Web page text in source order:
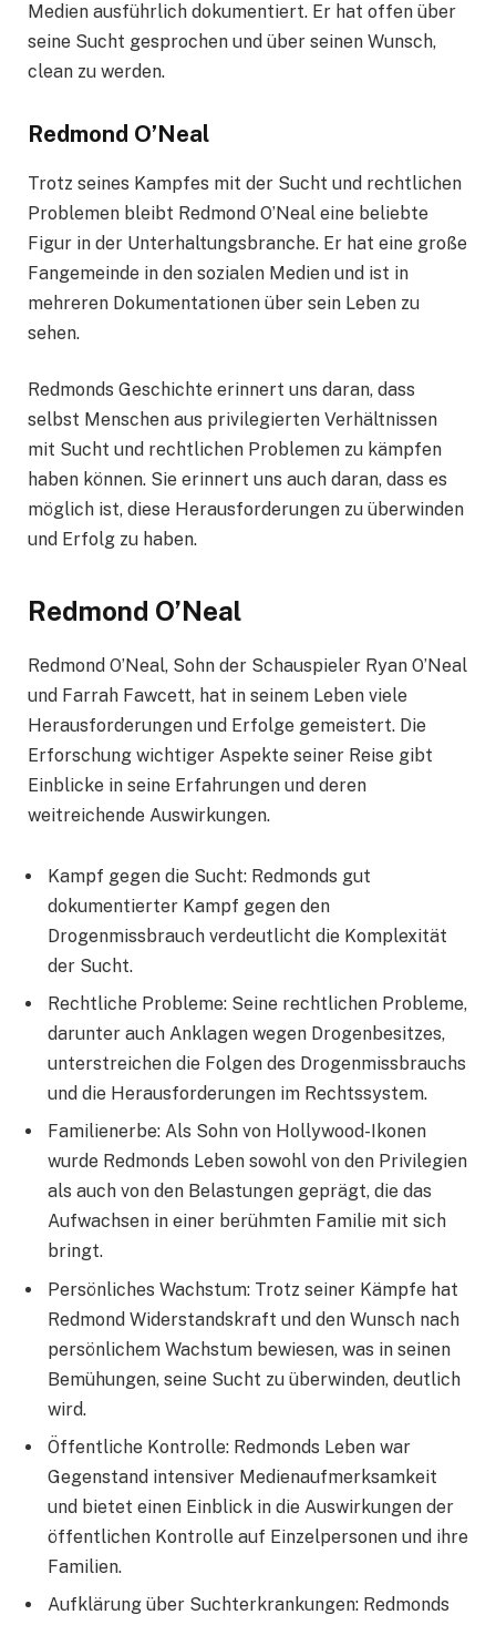
Medien ausführlich dokumentiert. Er hat offen über
seine Sucht gesprochen und über seinen Wunsch,
clean zu werden.
Redmond O’Neal
Trotz seines Kampfes mit der Sucht und rechtlichen
Problemen bleibt Redmond O’Neal eine beliebte
Figur in der Unterhaltungsbranche. Er hat eine große
Fangemeinde in den sozialen Medien und ist in
mehreren Dokumentationen über sein Leben zu
sehen.
Redmonds Geschichte erinnert uns daran, dass
selbst Menschen aus privilegierten Verhältnissen
mit Sucht und rechtlichen Problemen zu kämpfen
haben können. Sie erinnert uns auch daran, dass es
möglich ist, diese Herausforderungen zu überwinden
und Erfolg zu haben.
Redmond O’Neal
Redmond O’Neal, Sohn der Schauspieler Ryan O’Neal
und Farrah Fawcett, hat in seinem Leben viele
Herausforderungen und Erfolge gemeistert. Die
Erforschung wichtiger Aspekte seiner Reise gibt
Einblicke in seine Erfahrungen und deren
weitreichende Auswirkungen.
Kampf gegen die Sucht: Redmonds gut
dokumentierter Kampf gegen den
Drogenmissbrauch verdeutlicht die Komplexität
der Sucht.
Rechtliche Probleme: Seine rechtlichen Probleme,
darunter auch Anklagen wegen Drogenbesitzes,
unterstreichen die Folgen des Drogenmissbrauchs
und die Herausforderungen im Rechtssystem.
Familienerbe: Als Sohn von Hollywood-Ikonen
wurde Redmonds Leben sowohl von den Privilegien
als auch von den Belastungen geprägt, die das
Aufwachsen in einer berühmten Familie mit sich
bringt.
Persönliches Wachstum: Trotz seiner Kämpfe hat
Redmond Widerstandskraft und den Wunsch nach
persönlichem Wachstum bewiesen, was in seinen
Bemühungen, seine Sucht zu überwinden, deutlich
wird.
Öffentliche Kontrolle: Redmonds Leben war
Gegenstand intensiver Medienaufmerksamkeit
und bietet einen Einblick in die Auswirkungen der
öffentlichen Kontrolle auf Einzelpersonen und ihre
Familien.
Aufklärung über Suchterkrankungen: Redmonds